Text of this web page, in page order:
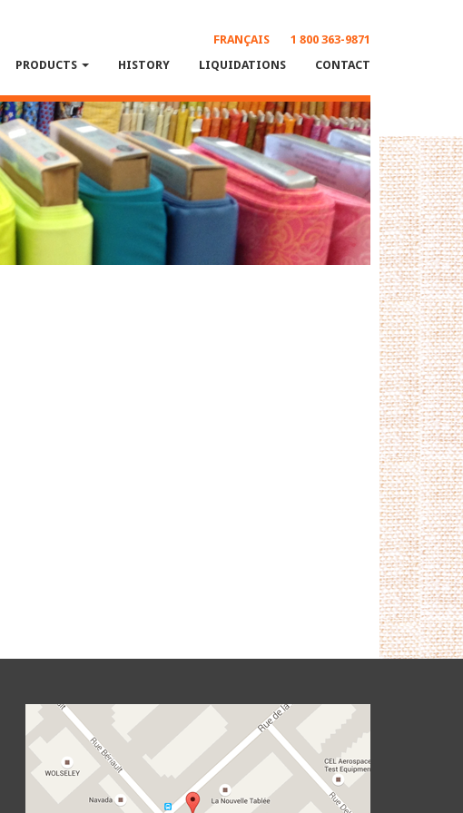
FRANÇAIS
1 800 363-9871
PRODUCTS HISTORY LIQUIDATIONS CONTACT